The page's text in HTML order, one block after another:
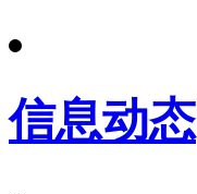
信息动态